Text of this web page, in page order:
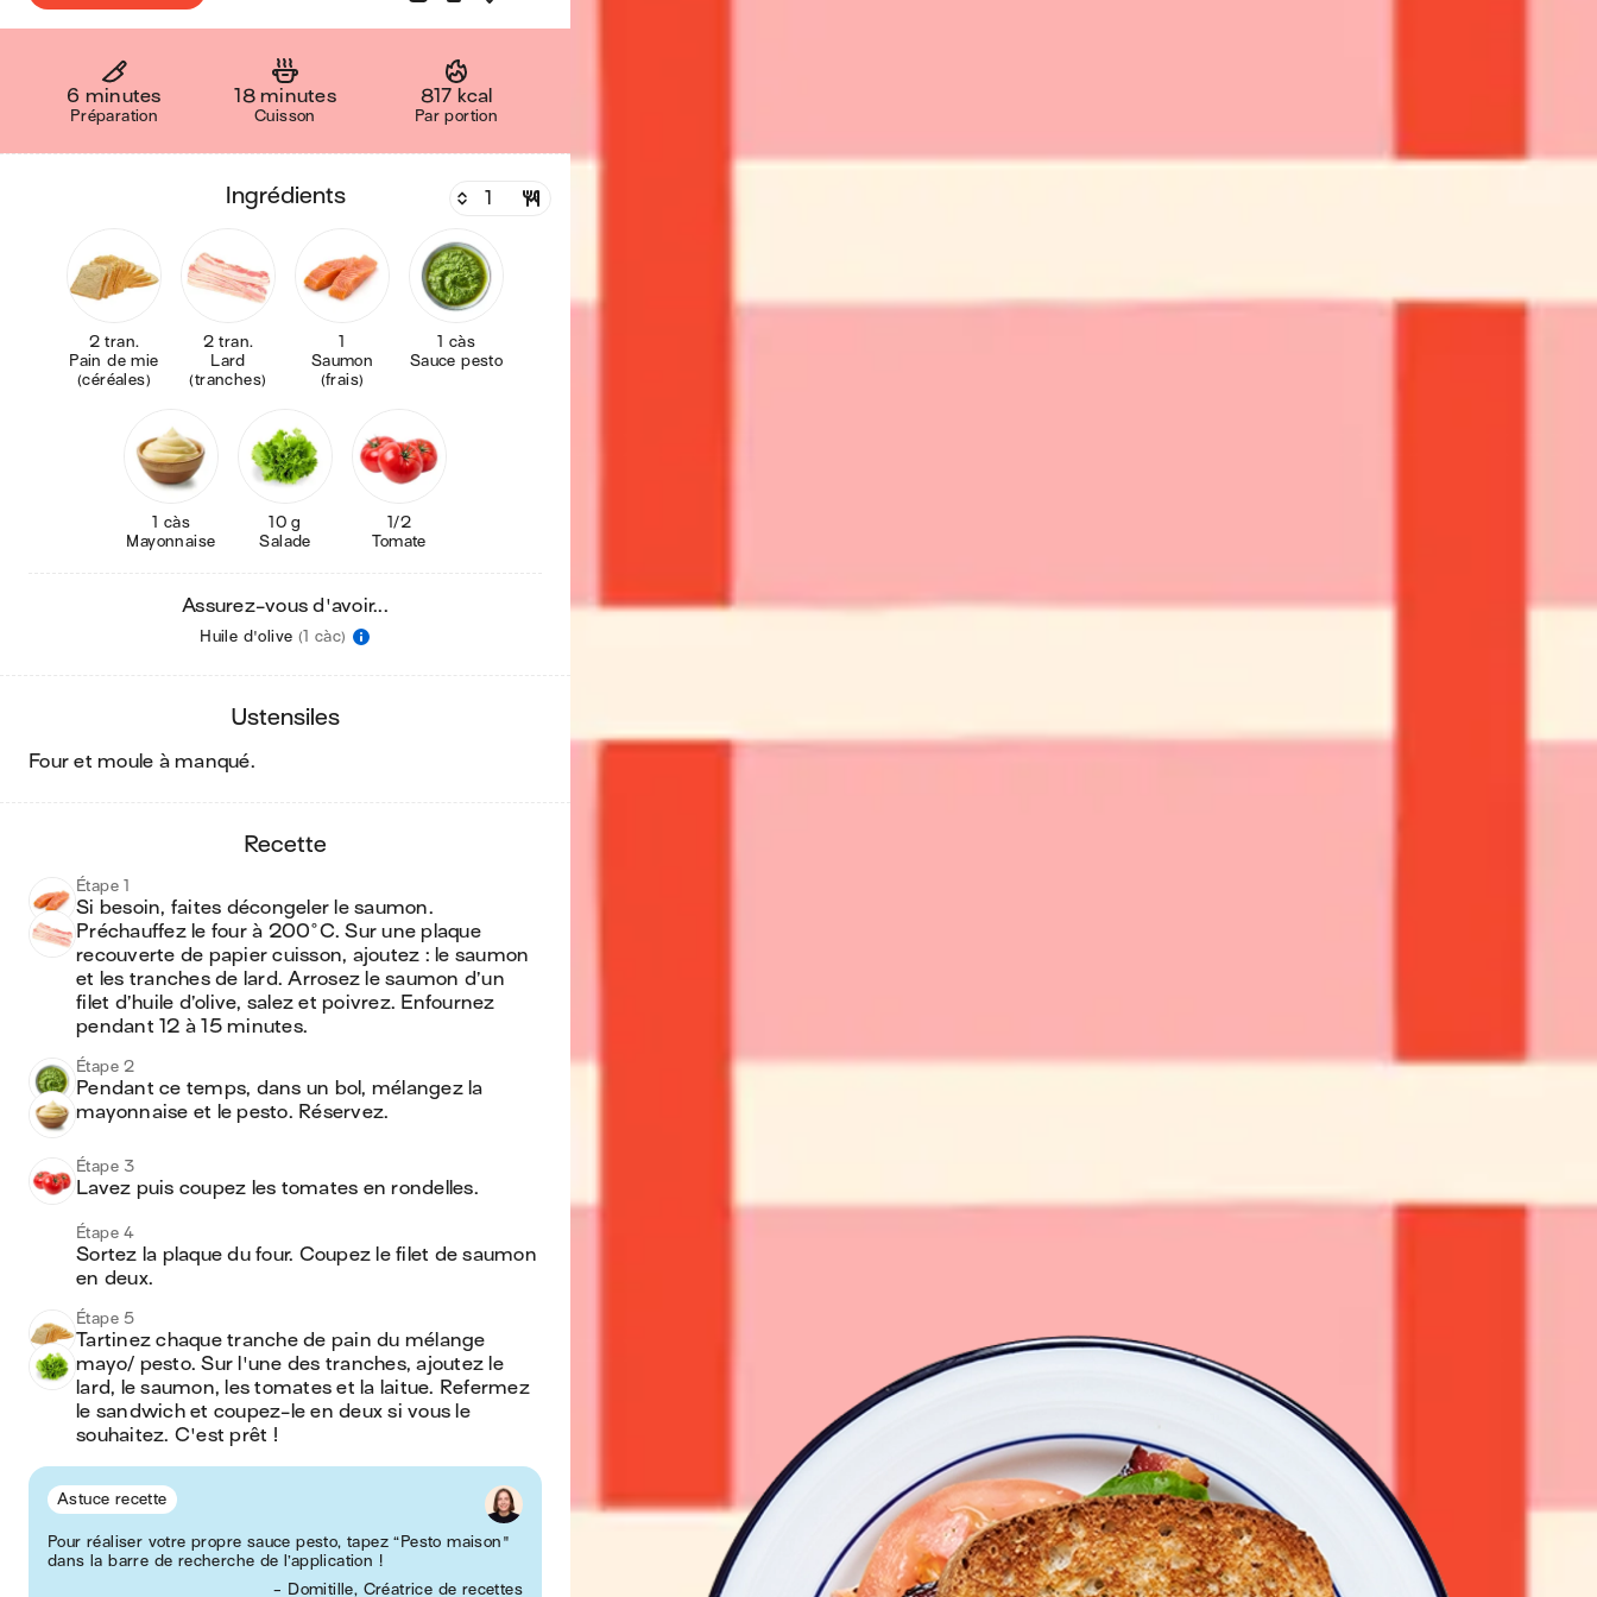
6 minutes
Préparation
18 minutes
Cuisson
817 kcal
Par portion
ingrédients
2 tran.
Pain de mie
(céréales)
2 tran.
Lard
(tranches)
1
Saumon
(frais)
1 càs
Sauce pesto
1 càs
Mayonnaise
10 g
Salade
1/2
Tomate
Assurez-vous d'avoir...
Huile d'olive (1 càc)
ustensiles
four et moule à manqué.
recette
Étape 1
Si besoin, faites décongeler le saumon.
Préchauffez le four à 200°C. Sur une plaque
recouverte de papier cuisson, ajoutez : le saumon
et les tranches de lard. Arrosez le saumon d’un
filet d’huile d’olive, salez et poivrez. Enfournez
pendant 12 à 15 minutes.
Étape 2
Pendant ce temps, dans un bol, mélangez la
mayonnaise et le pesto. Réservez.
Étape 3
Lavez puis coupez les tomates en rondelles.
Étape 4
Sortez la plaque du four. Coupez le filet de saumon
en deux.
Étape 5
Tartinez chaque tranche de pain du mélange
mayo/ pesto. Sur l'une des tranches, ajoutez le
lard, le saumon, les tomates et la laitue. Refermez
le sandwich et coupez-le en deux si vous le
souhaitez. C'est prêt !
Astuce recette
Pour réaliser votre propre sauce pesto, tapez “Pesto maison"
dans la barre de recherche de l’application !
- Domitille, Créatrice de recettes